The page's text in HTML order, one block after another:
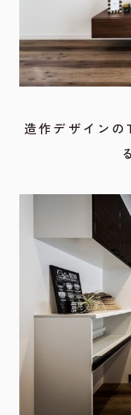
造作デザイン